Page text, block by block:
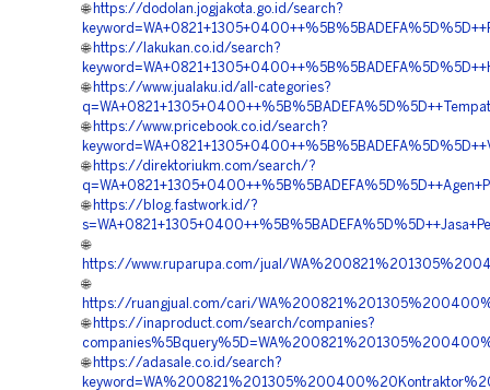
🌐 https://dodolan.jogjakota.go.id/search?
🌐 https://lakukan.co.id/search?
🌐 https://www.jualaku.id/all-categories?
🌐 https://www.pricebook.co.id/search?
🌐 https://direktoriukm.com/search/?
🌐 https://blog.fastwork.id/?
🌐
https://www.ruparupa.com/jual/
🌐
https://ruangjual.com/cari/
🌐 https://inaproduct.com/search/companies?
🌐 https://adasale.co.id/search?